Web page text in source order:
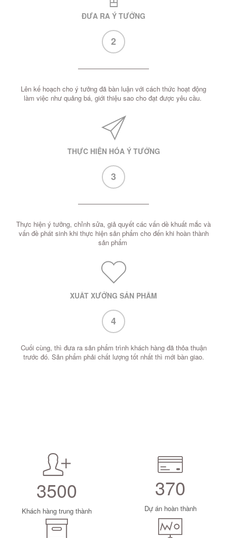
ĐƯA RA Ý TƯỞNG
2
Lên kế hoạch cho ý tưởng đã bàn luận với cách thức hoạt động
làm việc như quảng bá, giới thiệu sao cho đạt được yêu cầu.
THỰC HIỆN HÓA Ý TƯỞNG
3
Thực hiện ý tưởng, chỉnh sửa, giả quyết các vấn dề khuất mắc và
vấn đề phát sinh khi thực hiện sản phẩm cho đến khi hoàn thành
sản phẩm
XUẤT XƯỞNG SẢN PHẨM
4
Cuối cùng, thì đưa ra sản phẩm trình khách hàng đã thỏa thuận
trước đó. Sản phẩm phải chất lượng tốt nhất thì mới bàn giao.
3500
Khách hàng trung thành
370
Dự án hoàn thành